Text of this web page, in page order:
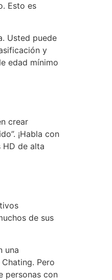
Esto es
Usted puede
y
edad mínimo
crear
¡Habla con
de alta
de sus
una
Pero
personas con